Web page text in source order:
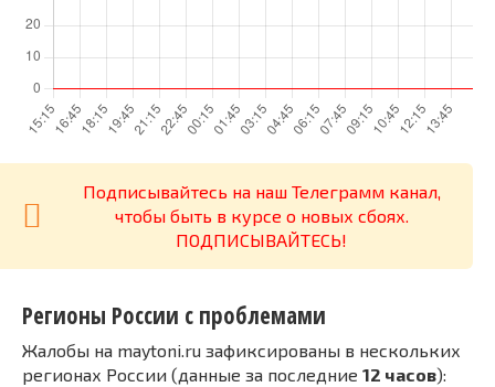
Подписывайтесь на наш Телеграмм канал,
чтобы быть в курсе о новых сбоях.
ПОДПИСЫВАЙТЕСЬ!
Регионы России с проблемами
Жалобы на maytoni.ru зафиксированы в нескольких
регионах России (данные за последние 12 часов):